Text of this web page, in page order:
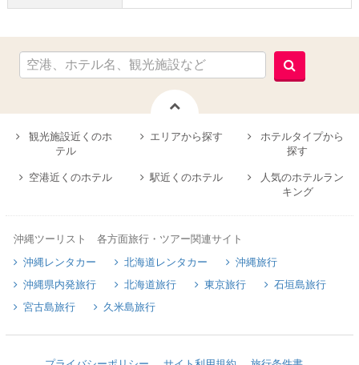
観光施設近くのホ
テル
エリアから探す
ホテルタイプから
探す
空港近くのホテル 駅近くのホテル
人気のホテルラン
キング
沖縄ツーリスト 各方面旅行・ツアー関連サイト
沖縄レンタカー
北海道レンタカー
沖縄旅行
沖縄県内発旅行
北海道旅行 東京旅行
石垣島旅行
宮古島旅行
久米島旅行